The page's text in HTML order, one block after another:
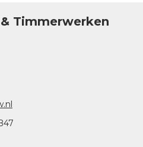
Timmerwerken